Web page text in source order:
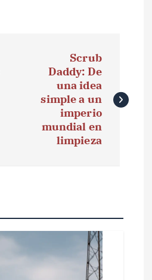
Scrub
Daddy: De
una idea
simple a un
imperio
mundial en
limpieza